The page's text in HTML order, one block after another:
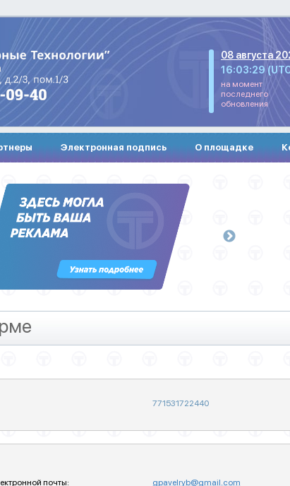
08 августа
16:03:29
на момент
последнего
обновления
Электронная подпись О площадке
771531722440
почты: gpavelryb@gmail.com